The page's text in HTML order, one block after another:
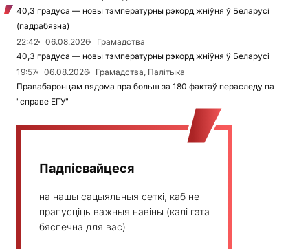
40,3 градуса — новы тэмпературны рэкорд жніўня ў Беларусі
(падрабязна)
22:42
06.08.2026
Грамадства
40,3 градуса — новы тэмпературны рэкорд жніўня ў Беларусі
19:57
06.08.2026
Грамадства, Палітыка
Правабаронцам вядома пра больш за 180 фактаў пераследу па
"справе ЕГУ"
Падпісвайцеся
на нашы сацыяльныя сеткі, каб не
прапусціць важныя навіны (калі гэта
бяспечна для вас)